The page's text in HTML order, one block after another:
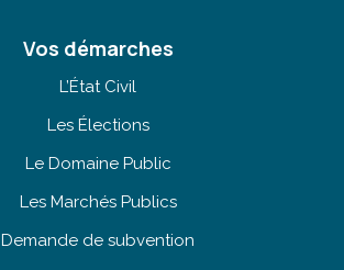
Vos démarches
L’État Civil
Les Élections
Le Domaine Public
Les Marchés Publics
Demande de subvention